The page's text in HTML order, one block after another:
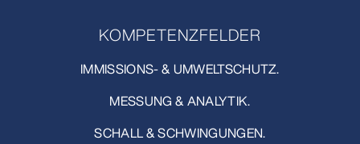
KOMPETENZFELDER
IMMISSIONS- & UMWELTSCHUTZ.
MESSUNG & ANALYTIK.
SCHALL & SCHWINGUNGEN.